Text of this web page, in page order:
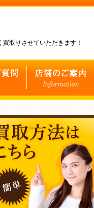
取りさせていただきます！